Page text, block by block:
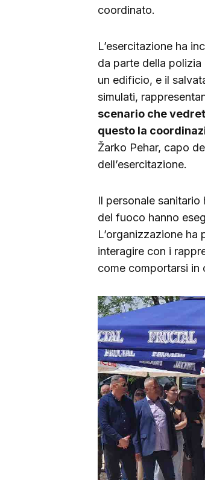
coordinato.
L’esercitazione ha
da parte della
un edificio, e il
simulati,
scenario che
questo la
Žarko Pehar, capo
dell’esercitazione.
Il personale
del fuoco hanno
L’organizzazione
interagire con i
come comportarsi in